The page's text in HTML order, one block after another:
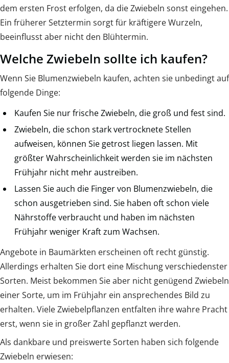
dem ersten Frost erfolgen, da die Zwiebeln sonst eingehen.
Ein früherer Setztermin sorgt für kräftigere Wurzeln,
beeinflusst aber nicht den Blühtermin.
Welche Zwiebeln sollte ich kaufen?
Wenn Sie Blumenzwiebeln kaufen, achten sie unbedingt auf
folgende Dinge:
Kaufen Sie nur frische Zwiebeln, die groß und fest sind.
Zwiebeln, die schon stark vertrocknete Stellen
aufweisen, können Sie getrost liegen lassen. Mit
größter Wahrscheinlichkeit werden sie im nächsten
Frühjahr nicht mehr austreiben.
Lassen Sie auch die Finger von Blumenzwiebeln, die
schon ausgetrieben sind. Sie haben oft schon viele
Nährstoffe verbraucht und haben im nächsten
Frühjahr weniger Kraft zum Wachsen.
Angebote in Baumärkten erscheinen oft recht günstig.
Allerdings erhalten Sie dort eine Mischung verschiedenster
Sorten. Meist bekommen Sie aber nicht genügend Zwiebeln
einer Sorte, um im Frühjahr ein ansprechendes Bild zu
erhalten. Viele Zwiebelpflanzen entfalten ihre wahre Pracht
erst, wenn sie in großer Zahl gepflanzt werden.
Als dankbare und preiswerte Sorten haben sich folgende
Zwiebeln erwiesen: